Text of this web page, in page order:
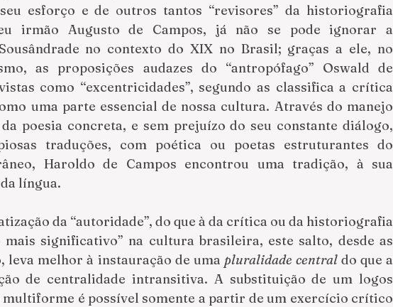
esforço e de outros tantos “revisores” da historiografia
irmão Augusto de Campos, já não se pode ignorar a
no contexto do XIX no Brasil; graças a ele, no
as proposições audazes do “antropófago” Oswald de
como “excentricidades”, segundo as classifica a crítica
uma parte essencial de nossa cultura. Através do manejo
poesia concreta, e sem prejuízo do seu constante diálogo,
Haroldo de Campos encontrou uma tradição, à sua
língua.
da “autoridade”, do que à da crítica ou da historiografia
mais significativo” na cultura brasileira, este salto, desde as
leva melhor à instauração de uma pluralidade central do que a
de centralidade intransitiva. A substituição de um logos
é possível somente a partir de um exercício crítico